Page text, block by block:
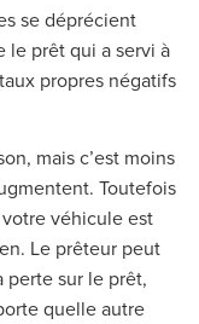
se déprécient
le prêt qui a servi à
propres négatifs
mais c’est moins
Toutefois
véhicule est
Le prêteur peut
perte sur le prêt,
quelle autre